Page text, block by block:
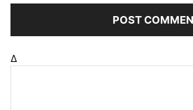
Δ